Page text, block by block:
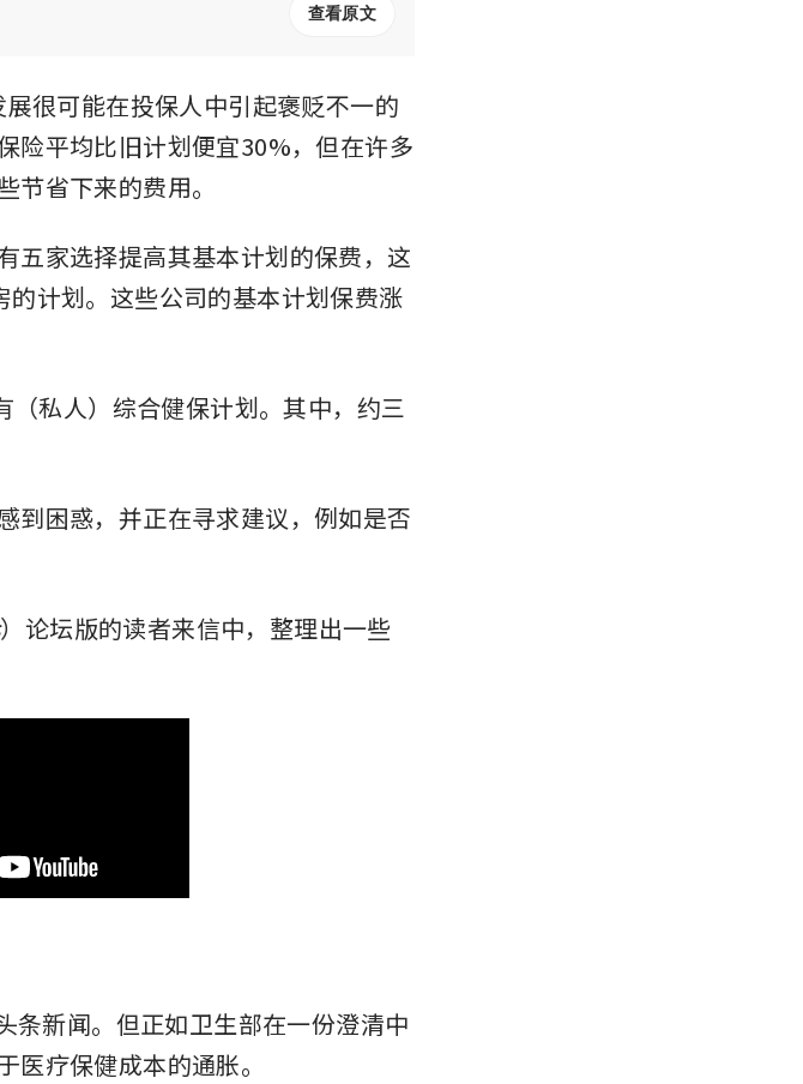
查看原文
很可能在投保人中引起褒贬不一的
险平均比旧计划便宜30%，但在许多
省下来的费用。
五家选择提高其基本计划的保费，这
计划。这些公司的基本计划保费涨
私人）综合健保计划。其中，约三
到困惑，并正在寻求建议，例如是否
）论坛版的读者来信中，整理出一些
条新闻。但正如卫生部在一份澄清中
疗保健成本的通胀。